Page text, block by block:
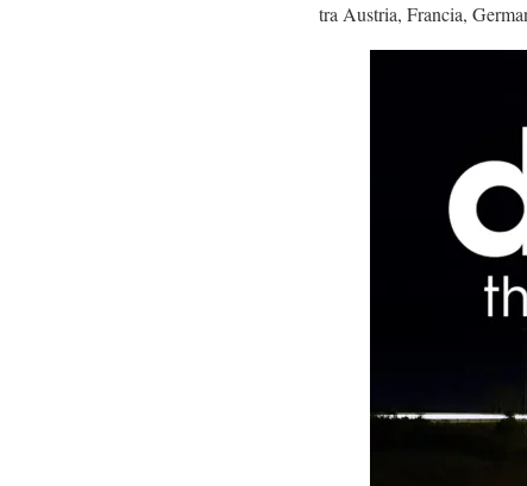
tra Austria, Francia,